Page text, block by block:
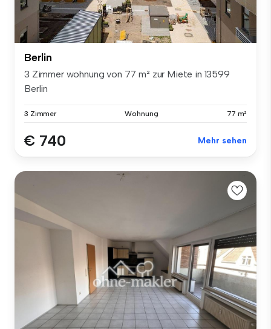
Berlin
3 Zimmer wohnung von 77 m² zur Miete in 13599
Berlin
3 Zimmer Wohnung 77 m²
€ 740 Mehr sehen